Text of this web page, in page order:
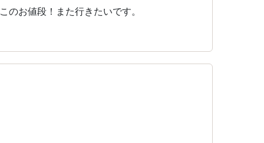
お値段！また行きたいです。